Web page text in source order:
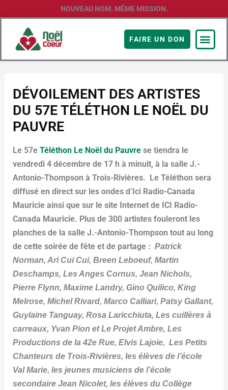
au
contenu
NOUVEAU NOM. MÊME MISSION.
FAIRE UN DON
DÉVOILEMENT DES ARTISTES
DU 57E TÉLÉTHON LE NOËL DU
PAUVRE
Le 57eTéléthon Le Noël du Pauvrese tiendra le
vendredi 4 décembre de 17 h à minuit, à la salle J.-
Antonio-Thompson à Trois-Rivières. Le Téléthon sera
diffusé en direct sur les ondes d’Ici Radio-Canada
Mauricie ainsi que sur le site Internet de ICI Radio-
Canada Mauricie. Plus de 300 artistes fouleront les
planches de la salle J.-Antonio-Thompson tout au long
de cette soirée de fête et de partage :Patrick
Norman, Ari Cui Cui, Breen Leboeuf, Martin
Deschamps, Les Anges Cornus, Jean Nichols,
Pierre Flynn, Maxime Landry, Gino Quilico, King
Melrose, Michel Rivard, Marco Calliari, Patsy Gallant,
Guylaine Tanguay, Rosa Laricchiuta, Les cuillères à
carreaux, Yvan Pion et Le Projet Ambre, Les
Productions de la 42e Rue, Elvis Lajoie, Les Petits
Chanteurs de Trois-Rivières, les élèves de l’école
Val Marie, les jeunes musiciens de l’école
secondaire Jean Nicolet, les élèves du Collège